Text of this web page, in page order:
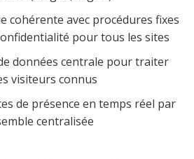
cohérente avec procédures fixes
pour tous les sites
données centrale pour traiter
visiteurs connus
de présence en temps réel par
centralisée